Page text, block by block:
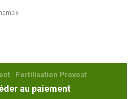
| Fertilisation Provost
au paiement